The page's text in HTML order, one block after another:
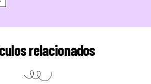
relacionados